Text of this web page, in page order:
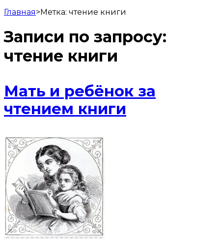
Главная>Метка: чтение книги
Записи по запросу:
чтение книги
Мать и ребёнок за
чтением книги